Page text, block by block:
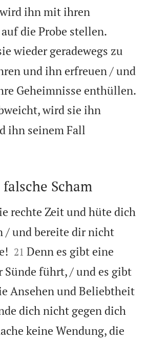
ihn mit ihren
die Probe stellen.
wieder geradewegs zu
und ihn erfreuen / und
Geheimnisse enthüllen.
wird sie ihn
ihn seinem Fall
Scham
rechte Zeit und hüte dich
/ und bereite dir nicht


21 Denn es gibt eine
Sünde führt, / und es gibt
Ansehen und Beliebtheit
dich nicht gegen dich
keine Wendung, die